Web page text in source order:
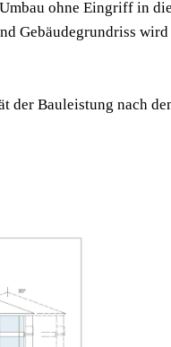
ohne Eingriff in
Gebäudegrundriss wird
der Bauleistung nach